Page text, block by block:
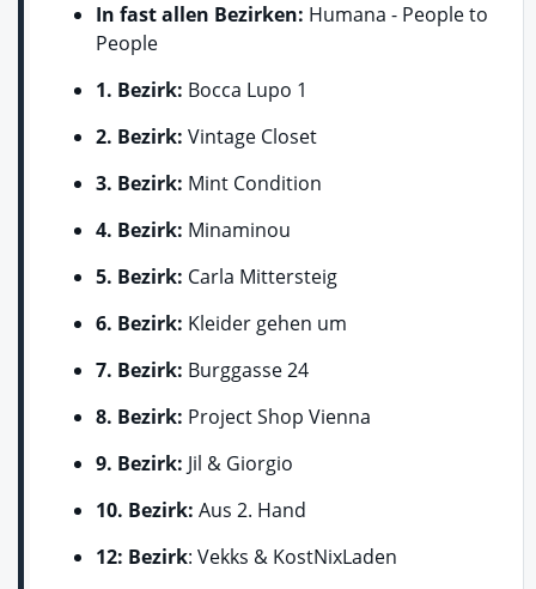
In fast allen Bezirken: Humana - People to
People
1. Bezirk: Bocca Lupo 1
2. Bezirk: Vintage Closet
3. Bezirk: Mint Condition
4. Bezirk: Minaminou
5. Bezirk: Carla Mittersteig
6. Bezirk: Kleider gehen um
7. Bezirk: Burggasse 24
8. Bezirk: Project Shop Vienna
9. Bezirk: Jil & Giorgio
10. Bezirk: Aus 2. Hand
12: Bezirk: Vekks & KostNixLaden